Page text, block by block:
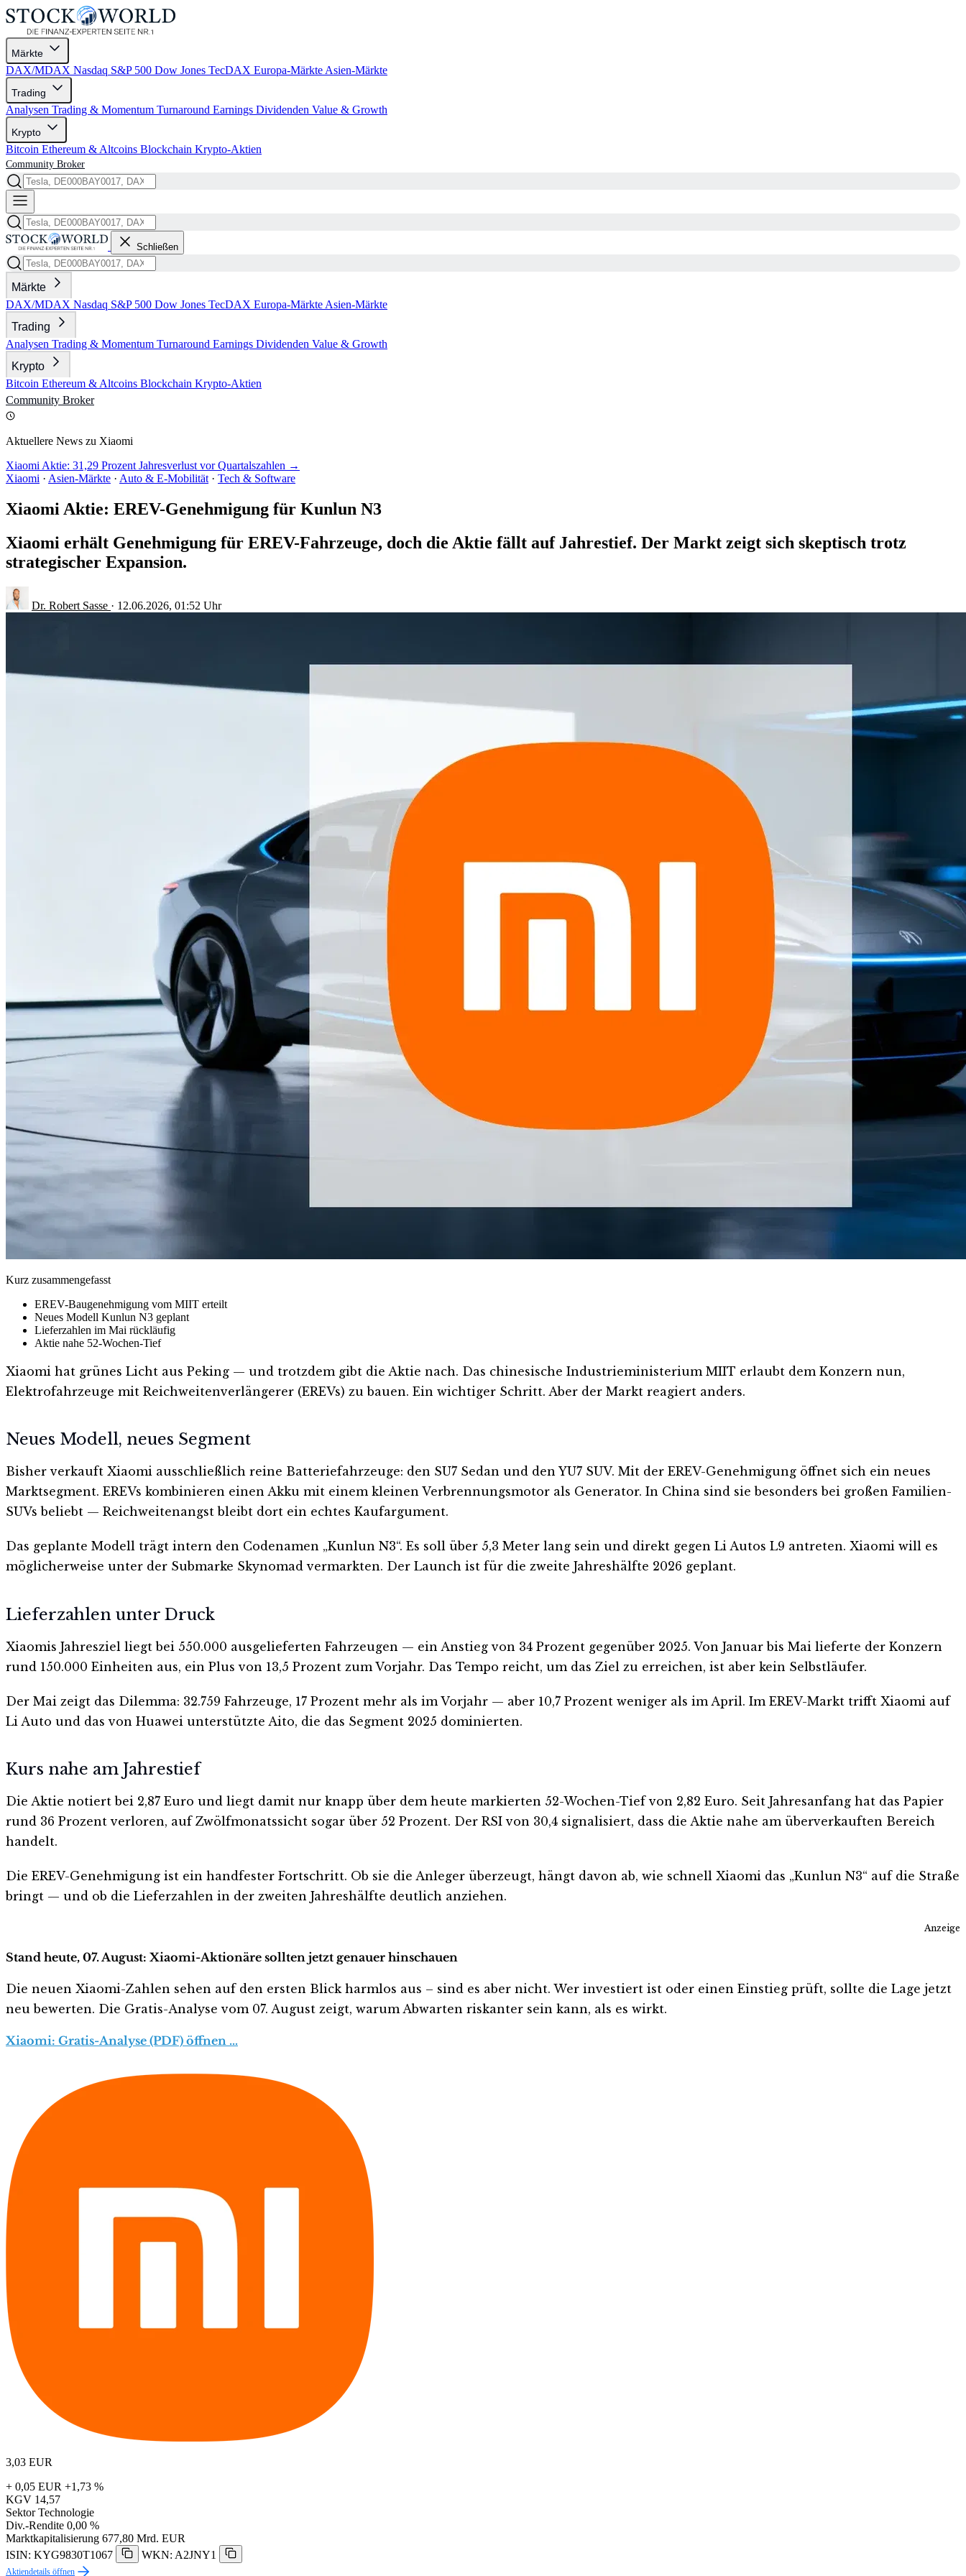
Märkte
DAX/MDAX Nasdaq S&P 500 Dow Jones TecDAX Europa-Märkte Asien-Märkte
Trading
Analysen Trading & Momentum Turnaround Earnings Dividenden Value & Growth
Krypto
Bitcoin Ethereum & Altcoins Blockchain Krypto-Aktien
Community Broker
Schließen
Märkte
DAX/MDAX Nasdaq S&P 500 Dow Jones TecDAX Europa-Märkte Asien-Märkte
Trading
Analysen Trading & Momentum Turnaround Earnings Dividenden Value & Growth
Krypto
Bitcoin Ethereum & Altcoins Blockchain Krypto-Aktien
Community Broker
Aktuellere News zu Xiaomi
Xiaomi Aktie: 31,29 Prozent Jahresverlust vor Quartalszahlen →
Xiaomi · Asien-Märkte · Auto & E-Mobilität · Tech & Software
Xiaomi Aktie: EREV-Genehmigung für Kunlun N3
Xiaomi erhält Genehmigung für EREV-Fahrzeuge, doch die Aktie fällt auf Jahrestief. Der Markt zeigt sich skeptisch trotz
strategischer Expansion.
Dr. Robert Sasse · 12.06.2026, 01:52 Uhr
Kurz zusammengefasst
EREV-Baugenehmigung vom MIIT erteilt
Neues Modell Kunlun N3 geplant
Lieferzahlen im Mai rückläufig
Aktie nahe 52-Wochen-Tief
Xiaomi hat grünes Licht aus Peking — und trotzdem gibt die Aktie nach. Das chinesische Industrieministerium MIIT erlaubt dem Konzern nun,
Elektrofahrzeuge mit Reichweitenverlängerer (EREVs) zu bauen. Ein wichtiger Schritt. Aber der Markt reagiert anders.
Neues Modell, neues Segment
Bisher verkauft Xiaomi ausschließlich reine Batteriefahrzeuge: den SU7 Sedan und den YU7 SUV. Mit der EREV-Genehmigung öffnet sich ein neues
Marktsegment. EREVs kombinieren einen Akku mit einem kleinen Verbrennungsmotor als Generator. In China sind sie besonders bei großen Familien-
SUVs beliebt — Reichweitenangst bleibt dort ein echtes Kaufargument.
Das geplante Modell trägt intern den Codenamen „Kunlun N3“. Es soll über 5,3 Meter lang sein und direkt gegen Li Autos L9 antreten. Xiaomi will es
möglicherweise unter der Submarke Skynomad vermarkten. Der Launch ist für die zweite Jahreshälfte 2026 geplant.
Lieferzahlen unter Druck
Xiaomis Jahresziel liegt bei 550.000 ausgelieferten Fahrzeugen — ein Anstieg von 34 Prozent gegenüber 2025. Von Januar bis Mai lieferte der Konzern
rund 150.000 Einheiten aus, ein Plus von 13,5 Prozent zum Vorjahr. Das Tempo reicht, um das Ziel zu erreichen, ist aber kein Selbstläufer.
Der Mai zeigt das Dilemma: 32.759 Fahrzeuge, 17 Prozent mehr als im Vorjahr — aber 10,7 Prozent weniger als im April. Im EREV-Markt trifft Xiaomi auf
Li Auto und das von Huawei unterstützte Aito, die das Segment 2025 dominierten.
Kurs nahe am Jahrestief
Die Aktie notiert bei 2,87 Euro und liegt damit nur knapp über dem heute markierten 52-Wochen-Tief von 2,82 Euro. Seit Jahresanfang hat das Papier
rund 36 Prozent verloren, auf Zwölfmonatssicht sogar über 52 Prozent. Der RSI von 30,4 signalisiert, dass die Aktie nahe am überverkauften Bereich
handelt.
Die EREV-Genehmigung ist ein handfester Fortschritt. Ob sie die Anleger überzeugt, hängt davon ab, wie schnell Xiaomi das „Kunlun N3“ auf die Straße
bringt — und ob die Lieferzahlen in der zweiten Jahreshälfte deutlich anziehen.
Anzeige
Stand heute, 07. August: Xiaomi-Aktionäre sollten jetzt genauer hinschauen
Die neuen Xiaomi-Zahlen sehen auf den ersten Blick harmlos aus – sind es aber nicht. Wer investiert ist oder einen Einstieg prüft, sollte die Lage jetzt
neu bewerten. Die Gratis-Analyse vom 07. August zeigt, warum Abwarten riskanter sein kann, als es wirkt.
Xiaomi: Gratis-Analyse (PDF) öffnen …
3,03 EUR
+ 0,05 EUR +1,73 %
KGV 14,57
Sektor Technologie
Div.-Rendite 0,00 %
Marktkapitalisierung 677,80 Mrd. EUR
ISIN: KYG9830T1067
WKN: A2JNY1
Aktiendetails öffnen